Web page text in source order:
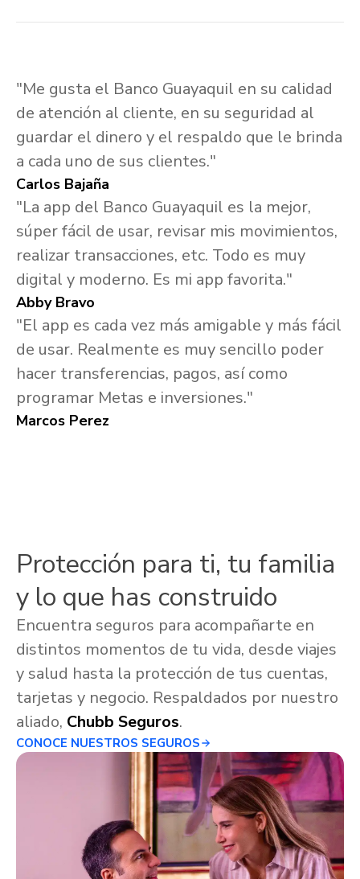
"Me gusta el Banco Guayaquil en su calidad
de atención al cliente, en su seguridad al
guardar el dinero y el respaldo que le brinda
a cada uno de sus clientes."
Carlos Bajaña
"La app del Banco Guayaquil es la mejor,
súper fácil de usar, revisar mis movimientos,
realizar transacciones, etc. Todo es muy
digital y moderno. Es mi app favorita."
Abby Bravo
"El app es cada vez más amigable y más fácil
de usar. Realmente es muy sencillo poder
hacer transferencias, pagos, así como
programar Metas e inversiones."
Marcos Perez
Protección para ti, tu familia
y lo que has construido
Encuentra seguros para acompañarte en
distintos momentos de tu vida, desde viajes
y salud hasta la protección de tus cuentas,
tarjetas y negocio. Respaldados por nuestro
aliado, Chubb Seguros.
CONOCE NUESTROS SEGUROS